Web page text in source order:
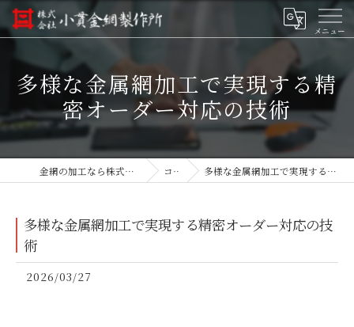
多様な金属網加工で実現する精
密オーダー対応の技術
金網の加工なら株式会社小貫金網製作所 コラム 多様な金属網加工で実現する精密オーダー対応の技術
多様な金属網加工で実現する精密オーダー対応の技
術
2026/03/27